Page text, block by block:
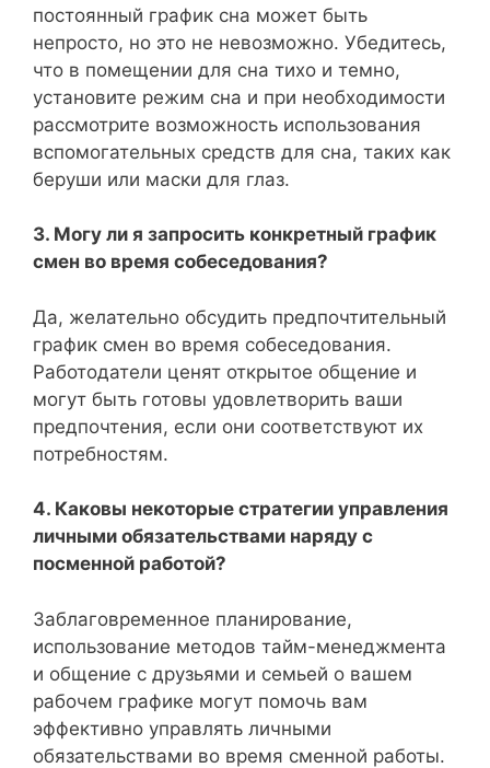
постоянный график сна может быть
непросто, но это не невозможно. Убедитесь,
что в помещении для сна тихо и темно,
установите режим сна и при необходимости
рассмотрите возможность использования
вспомогательных средств для сна, таких как
беруши или маски для глаз.
3. Могу ли я запросить конкретный график
смен во время собеседования?
Да, желательно обсудить предпочтительный
график смен во время собеседования.
Работодатели ценят открытое общение и
могут быть готовы удовлетворить ваши
предпочтения, если они соответствуют их
потребностям.
4. Каковы некоторые стратегии управления
личными обязательствами наряду с
посменной работой?
Заблаговременное планирование,
использование методов тайм-менеджмента
и общение с друзьями и семьей о вашем
рабочем графике могут помочь вам
эффективно управлять личными
обязательствами во время сменной работы.